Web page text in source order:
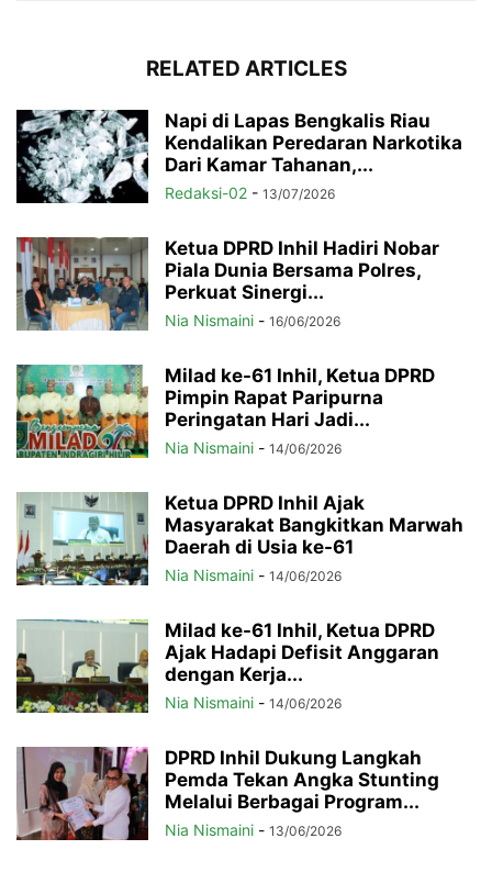
RELATED ARTICLES
Napi di Lapas Bengkalis Riau
Kendalikan Peredaran Narkotika
Dari Kamar Tahanan,...
Redaksi-02 - 13/07/2026
Ketua DPRD Inhil Hadiri Nobar
Piala Dunia Bersama Polres,
Perkuat Sinergi...
Nia Nismaini - 16/06/2026
Milad ke-61 Inhil, Ketua DPRD
Pimpin Rapat Paripurna
Peringatan Hari Jadi...
Nia Nismaini - 14/06/2026
Ketua DPRD Inhil Ajak
Masyarakat Bangkitkan Marwah
Daerah di Usia ke-61
Nia Nismaini - 14/06/2026
Milad ke-61 Inhil, Ketua DPRD
Ajak Hadapi Defisit Anggaran
dengan Kerja...
Nia Nismaini - 14/06/2026
DPRD Inhil Dukung Langkah
Pemda Tekan Angka Stunting
Melalui Berbagai Program...
Nia Nismaini - 13/06/2026